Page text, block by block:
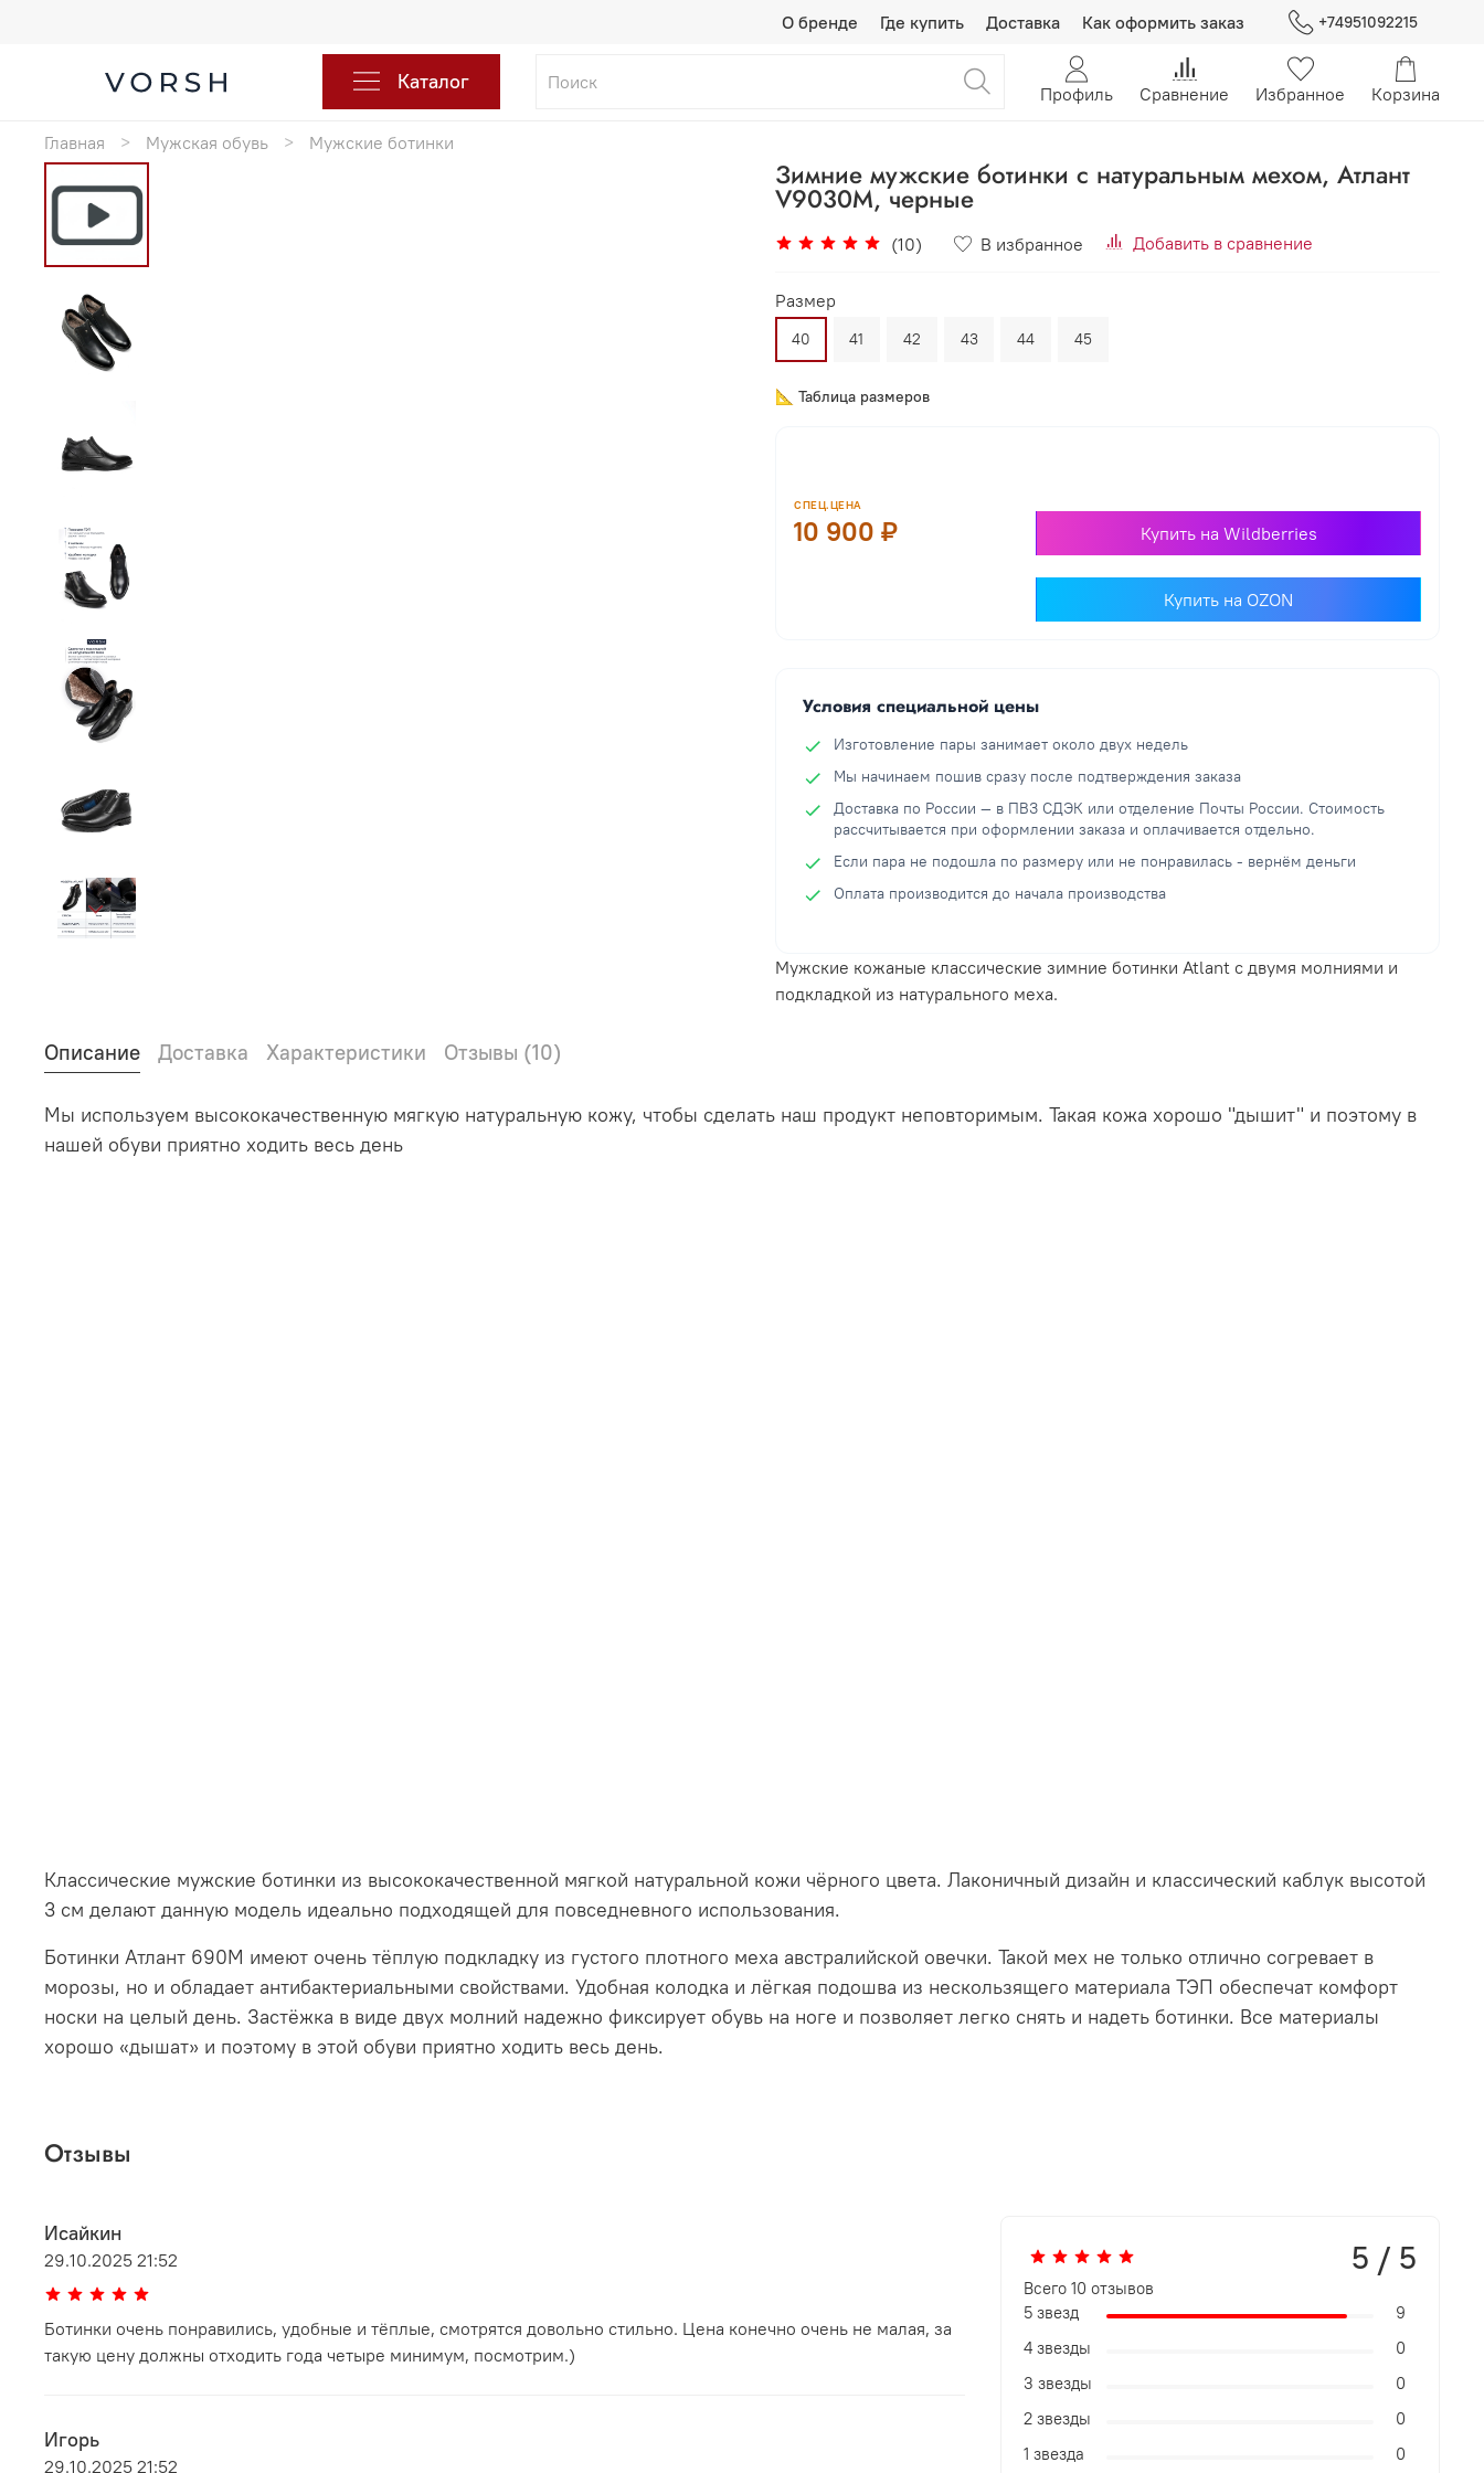
О бренде Где купить Доставка Как оформить заказ +74951092215
Каталог Профиль Сравнение Избранное Корзина
Главная Мужская обувь Мужские ботинки
Зимние мужские ботинки с натуральным мехом, Атлант
V9030M, черные
(10) В избранное Добавить в сравнение
Размер
40 41 42 43 44 45
📐 Таблица размеров
СПЕЦ.ЦЕНА
10 900 ₽ Купить на Wildberries
Купить на OZON
Условия специальной цены
Изготовление пары занимает около двух недель
Мы начинаем пошив сразу после подтверждения заказа
Доставка по России — в ПВЗ СДЭК или отделение Почты России. Стоимость
рассчитывается при оформлении заказа и оплачивается отдельно.
Если пара не подошла по размеру или не понравилась - вернём деньги
Оплата производится до начала производства
Мужские кожаные классические зимние ботинки Atlant с двумя молниями и
подкладкой из натурального меха.
Описание Доставка Характеристики Отзывы (10)
Мы используем высококачественную мягкую натуральную кожу, чтобы сделать наш продукт неповторимым. Такая кожа хорошо "дышит" и поэтому в
нашей обуви приятно ходить весь день
Классические мужские ботинки из высококачественной мягкой натуральной кожи чёрного цвета. Лаконичный дизайн и классический каблук высотой
3 см делают данную модель идеально подходящей для повседневного использования.
Ботинки Атлант 690М имеют очень тёплую подкладку из густого плотного меха австралийской овечки. Такой мех не только отлично согревает в
морозы, но и обладает антибактериальными свойствами. Удобная колодка и лёгкая подошва из нескользящего материала ТЭП обеспечат комфорт
носки на целый день. Застёжка в виде двух молний надежно фиксирует обувь на ноге и позволяет легко снять и надеть ботинки. Все материалы
хорошо «дышат» и поэтому в этой обуви приятно ходить весь день.
Отзывы
Исайкин
29.10.2025 21:52
Ботинки очень понравились, удобные и тёплые, смотрятся довольно стильно. Цена конечно очень не малая, за
такую цену должны отходить года четыре минимум, посмотрим.)
Игорь
29.10.2025 21:52
5 / 5
Всего10 отзывов
5 звезд
9
4 звезды
0
3 звезды
0
2 звезды
0
1 звезда
0